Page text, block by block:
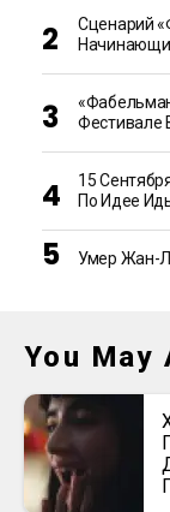
Сценарий
Фестивале
15
По Идее
Умер Жан-
You May